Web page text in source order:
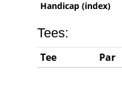
Handicap (index)
Tees:
Tee Par